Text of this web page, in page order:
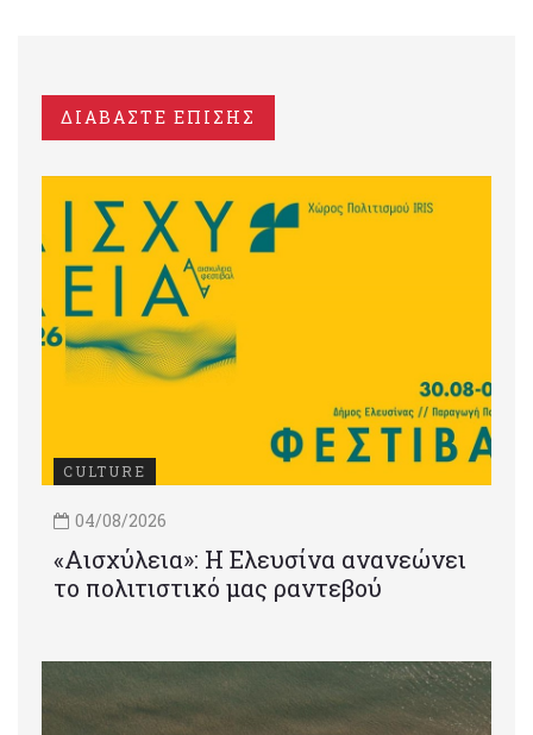
ΔΙΑΒΑΣΤΕ ΕΠΙΣΗΣ
CULTURE
04/08/2026
«Αισχύλεια»: Η Ελευσίνα ανανεώνει
το πολιτιστικό μας ραντεβού